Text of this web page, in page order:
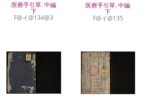
医療手引草. 中編
下
F@イ@134@3
医療手引草. 中編
下
F@イ@135